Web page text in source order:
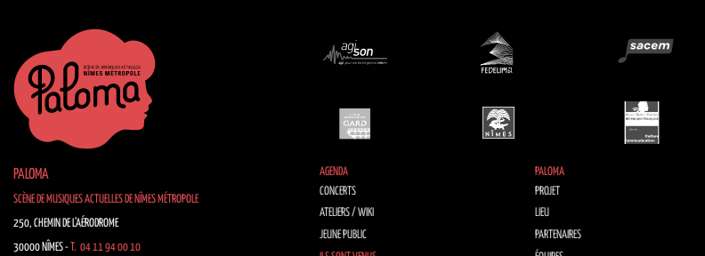
PALOMA
SCÈNE DE MUSIQUES ACTUELLES DE NÎMES MÉTROPOLE
250, CHEMIN DE L’AÉRODROME
30000 NÎMES -T. 04 11 94 00 10
AGENDA
CONCERTS
ATELIERS / WIKI
JEUNE PUBLIC
PALOMA
PROJET
LIEU
PARTENAIRES